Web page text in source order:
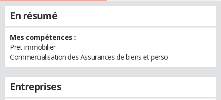
En résumé
Mes compétences :
Pret immobilier
Commercialisation des Assurances de biens et perso
Entreprises